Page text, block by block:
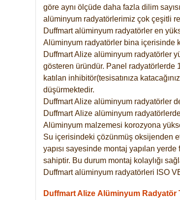
göre aynı ölçüde daha fazla dilim
alüminyum radyatörlerimiz çok çeşitli
Duffmart alüminyum radyatörler en
Alüminyum radyatörler bina içerisinde
Duffmart Alize alüminyum radyatörler
gösteren üründür. Panel radyatörlerde
katılan inhibitör(tesisatınıza
düşürmektedir.
Duffmart Alize alüminyum radyatörler
DuffmartAlize alüminyum
Alüminyum malzemesi korozyona
Su içerisindeki çözünmüş oksijenden
yapısı sayesinde montaj yapılan
sahiptir. Bu durum montaj kolaylığı
Duffmart alüminyum radyatörleri ISO
Duffmart Alize Alüminyum Radyatör